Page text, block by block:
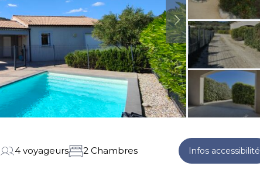
4 voyageurs 2 Chambres Infos accessibilité